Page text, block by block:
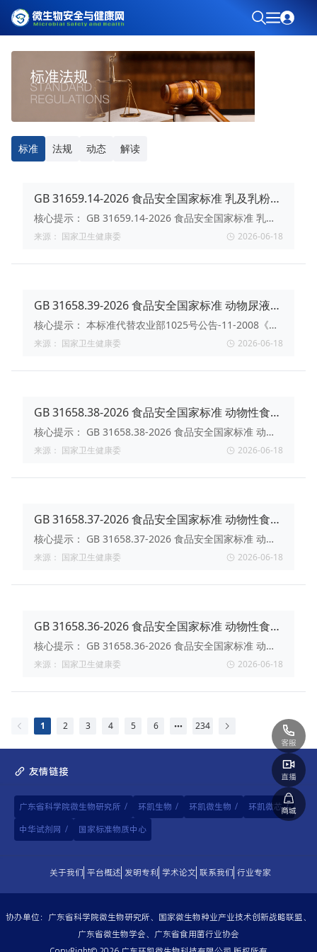
标准 法规 动态 解读
GB 31659.14-2026 食品安全国家标准 乳及乳粉中
吩噻嗪类药物残留量的测定 液相色谱-串联质谱法
核心提示： GB 31659.14-2026 食品安全国家标准 乳及
乳粉中吩噻嗪类药物残留量的测定 液相色谱-串联质谱
来源： 国家卫生健康委 2026-06-18
GB 31658.39-2026 食品安全国家标准 动物尿液中
23种β-受体激动剂残留量的测定 液相色谱-串联质
谱法
核心提示： 本标准代替农业部1025号公告-11-2008《猪
尿中β-受体激动剂多残留检测 液相色谱-串联质谱法》、
剂的检测 液相色谱-串联质谱法》。2026-04-24 发布，
来源： 国家卫生健康委 2026-06-18
GB 31658.38-2026 食品安全国家标准 动物性食品
及尿液中同化激素类药物残留量的测定 液相色谱-
串联质谱法
核心提示： GB 31658.38-2026 食品安全国家标准 动物
性食品及尿液中同化激素类药物残留量的测定 液相色谱-
来源： 国家卫生健康委 2026-06-18
GB 31658.37-2026 食品安全国家标准 动物性食品
中氮哌酮及其代谢物残留量的测定 液相色谱-串联
质谱法
核心提示： GB 31658.37-2026 食品安全国家标准 动物
性食品中氮哌酮及其代谢物残留量的测定 液相色谱-串联
来源： 国家卫生健康委 2026-06-18
GB 31658.36-2026 食品安全国家标准 动物性食品
中甲氧苄啶、二甲氧苄啶和二甲氧甲基苄啶残留量
的测定 液相色谱-串联质谱法
核心提示： GB 31658.36-2026 食品安全国家标准 动物
性食品中甲氧苄啶、二甲氧苄啶和二甲氧甲基苄啶残留量
2026-10-01实施。
来源： 国家卫生健康委 2026-06-18
1 2 3 4 5 6 234
友情链接
广东省科学院微生物研究所 / 环凯生物 / 环凯微生物 / 环凯微芯 /
中华试剂网 / 国家标准物质中心
关于我们 平台概述 发明专利 学术论文 联系我们 行业专家
协办单位：广东省科学院微生物研究所、国家微生物种业产业技术创新战略联盟、
广东省微生物学会、广东省食用菌行业协会